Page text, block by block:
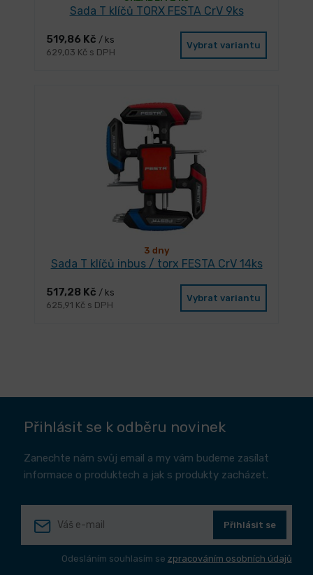
Sada T klíčů TORX FESTA CrV 9ks
519,86 Kč / ks
629,03 Kč s DPH
Vybrat variantu
3 dny
Sada T klíčů inbus / torx FESTA CrV 14ks
517,28 Kč / ks
625,91 Kč s DPH
Vybrat variantu
Přihlásit se k odběru novinek
Zanechte nám svůj email a my vám budeme zasílat
informace o produktech a jak s produkty zacházet.
Přihlásit se
Odesláním souhlasím se zpracováním osobních údajů